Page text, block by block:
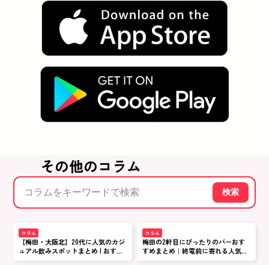
その他のコラム
検索
コラム
【梅田・大阪北】20代に人気のカジ
ュアル飲みスポットまとめ | おすす
め居酒屋&バー特集
コラム
梅田の2軒目にぴったりのバーおす
すめまとめ｜終電前に寄れる人気店
を厳選